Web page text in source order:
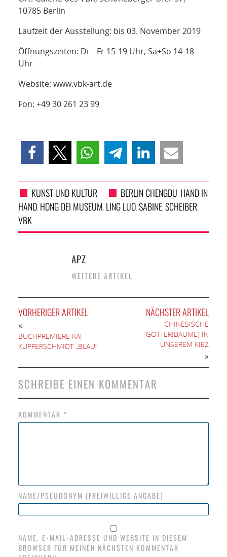
10785 Berlin
Laufzeit der Ausstellung: bis 03. November 2019
Öffnungszeiten: Di – Fr 15-19 Uhr, Sa+So 14-18
Uhr
Website: www.vbk-art.de
Fon: +49 30 261 23 99
KUNST UND KULTUR BERLIN CHENGDU, HAND IN
HAND, HONG DEI MUSEUM, LING LUO,SABINE,SCHEIBER,
VBK
APZ
WEITERE ARTIKEL
VORHERIGER ARTIKEL
«
BUCHPREMIERE KAI
KUPFERSCHMIDT „BLAU“
NÄCHSTER ARTIKEL
CHINESISCHE
GÖTTER(BÄUME) IN
UNSEREM KIEZ
»
SCHREIBE EINEN KOMMENTAR
KOMMENTAR *
NAME/PSEUDONYM (FREIWILLIGE ANGABE)
NAME, E-MAIL-ADRESSE UND WEBSITE IN DIESEM
BROWSER FÜR MEINEN NÄCHSTEN KOMMENTAR